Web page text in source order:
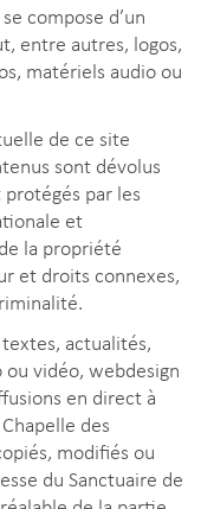
compose d’un
entre autres, logos,
matériels audio ou
de ce site
sont dévolus
par les
et
la propriété
et droits connexes,
actualités,
vidéo, webdesign
en direct à
des
modifiés ou
du Sanctuaire de